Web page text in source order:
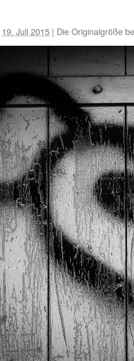
19. Juli 2015 | Die Originalgröße